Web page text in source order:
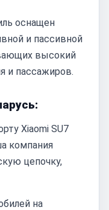
оснащен
и пассивной
высокий
и пассажиров.
Xiaomi SU7
компания
цепочку,
на